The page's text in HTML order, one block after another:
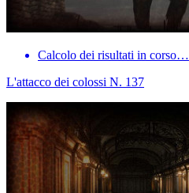
Calcolo dei risultati in corso…
L'attacco dei colossi N. 137